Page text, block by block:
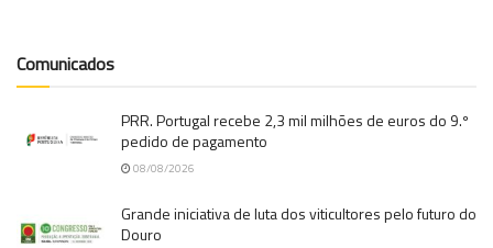
Comunicados
PRR. Portugal recebe 2,3 mil milhões de euros do 9.º
pedido de pagamento
08/08/2026
Grande iniciativa de luta dos viticultores pelo futuro do
Douro